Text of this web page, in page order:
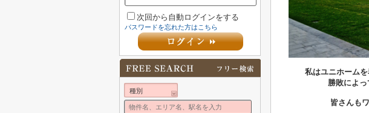
私はユニホーム
勝敗によ
皆さんも
次回から自動ログインをする
パスワードを忘れた方はこちら
種別